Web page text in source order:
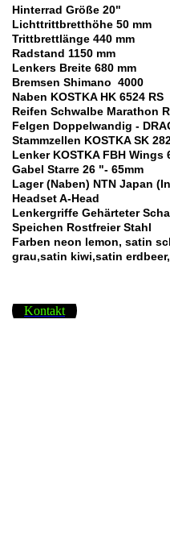
Hinterrad Größe 20"
Lichttrittbretthöhe 50 mm
Trittbrettlänge 440 mm
Radstand 1150 mm
Lenkers Breite 680 mm
Bremsen Shimano 4000
Naben KOSTKA HK 6524 RS
Reifen Schwalbe Marathon
Felgen Doppelwandig -
Stammzellen KOSTKA SK
Lenker KOSTKA FBH Wings
Gabel Starre 26 "- 65mm
Lager (Naben) NTN Japan
Headset A-Head
Lenkergriffe Gehärteter
Speichen Rostfreier Stahl
Farben neon lemon, satin
grau,satin kiwi,satin
Kontakt